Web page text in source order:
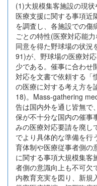
(1)大規模集客施設の現
医療支援に関する事項近
を調査し、各施設での傷
ごとの特性(医寮対応能
同意を得た野球場の状
91)が、野球場の医療対
少である。催事に合わせ
対応を文書で依頼する「
の医療に対する考え方を
18)。Mass-gathering
告は国内外を通じ皆無で
保が不十分な国内の催事
みの医療対応要請を廃し
でより具体的な準備を行
育体制や医療従事者側の
に関する事項大規模集客
者側の意識向上も不可欠
内教育充実を図り、新規